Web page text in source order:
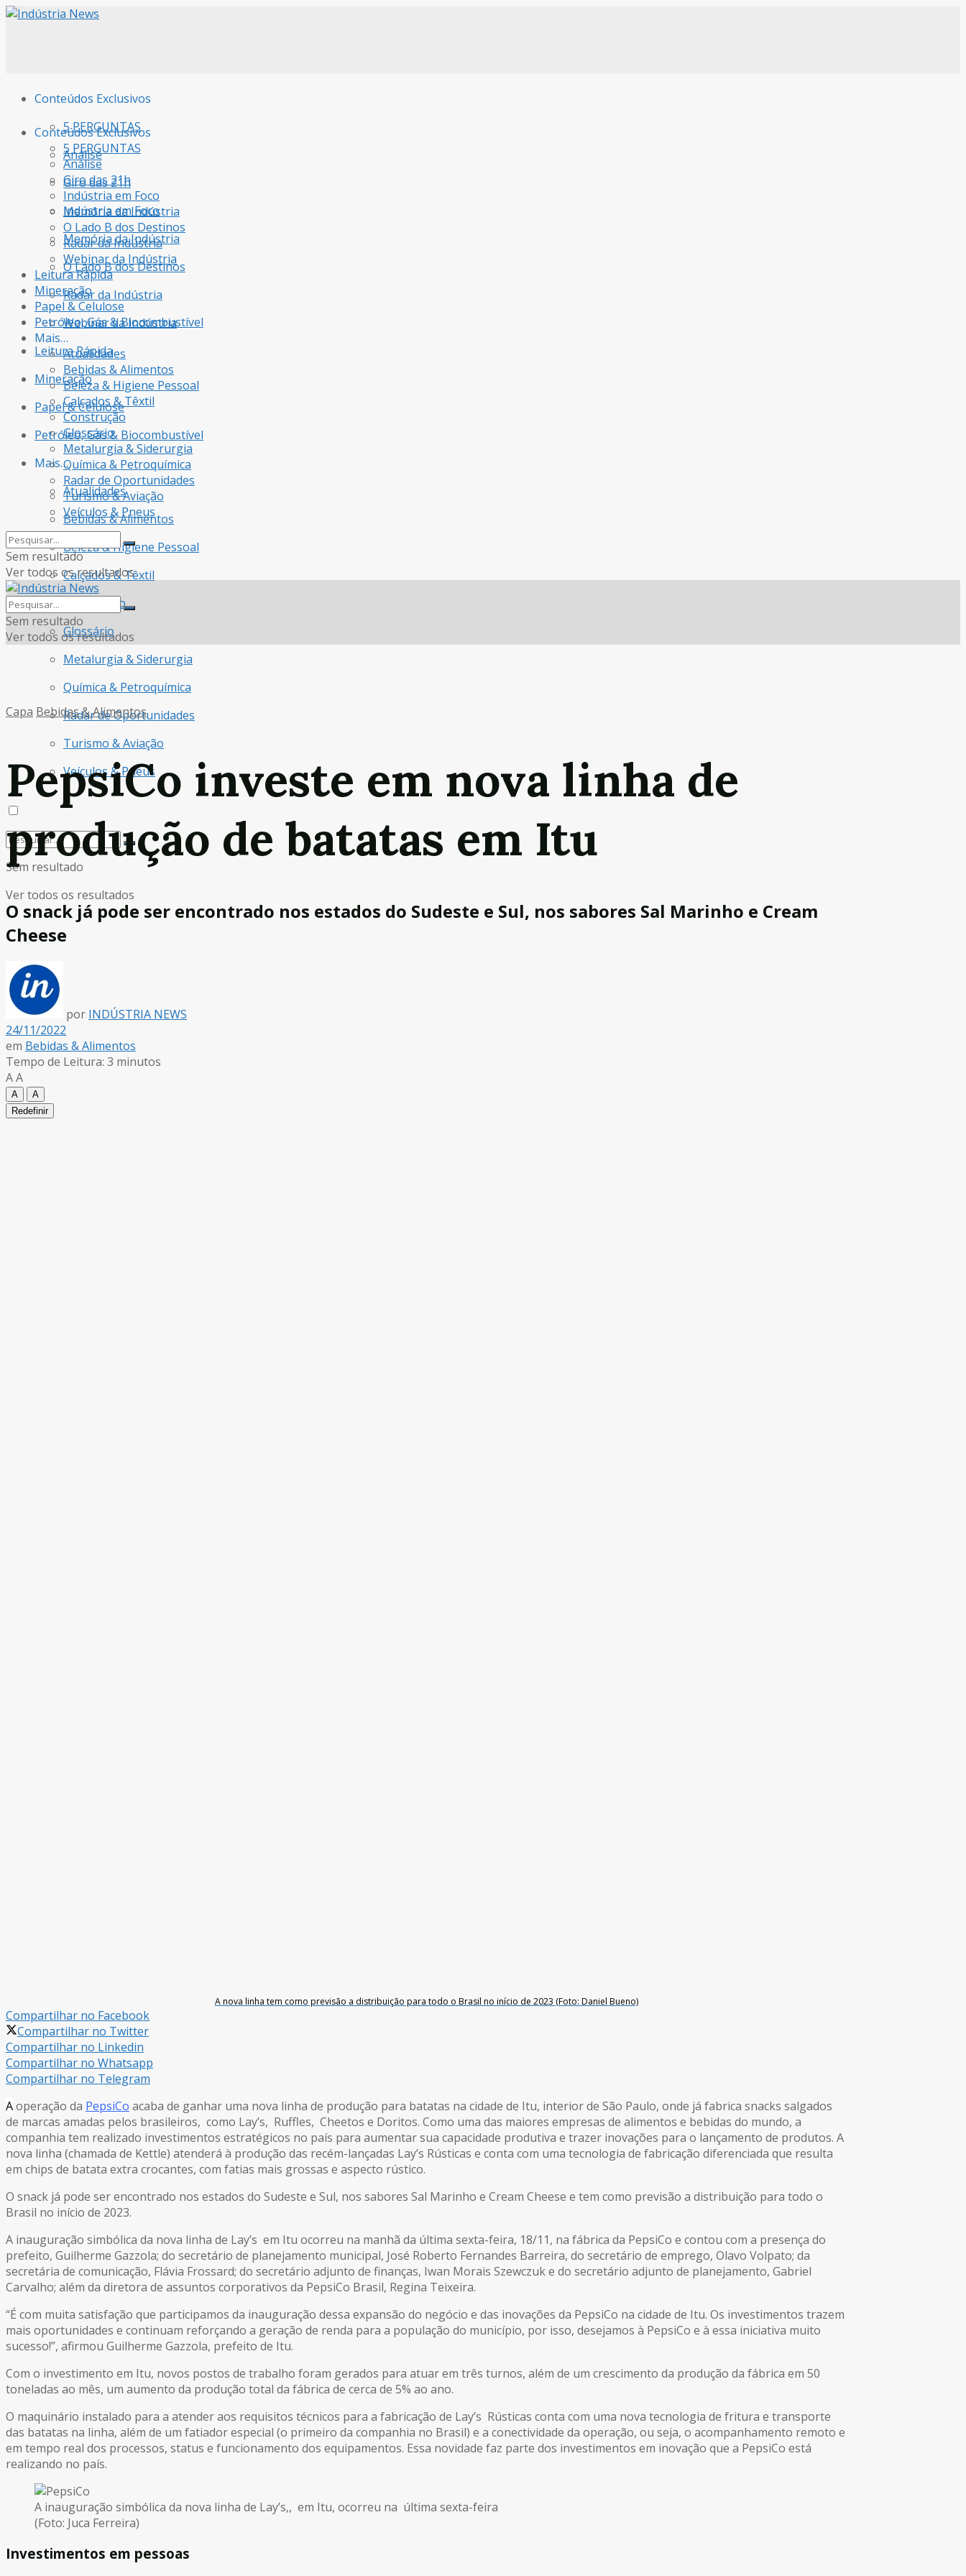
Conteúdos Exclusivos
5 PERGUNTAS
Análise
Giro das 21h
Indústria em Foco
Memória da Indústria
O Lado B dos Destinos
Radar da Indústria
Webinar da Indústria
Leitura Rápida
Mineração
Papel & Celulose
Petróleo, Gás & Biocombustível
Mais…
Atualidades
Bebidas & Alimentos
Beleza & Higiene Pessoal
Calçados & Têxtil
Construção
Glossário
Metalurgia & Siderurgia
Química & Petroquímica
Radar de Oportunidades
Turismo & Aviação
Veículos & Pneus
Sem resultado
Ver todos os resultados
Conteúdos Exclusivos
5 PERGUNTAS
Análise
Giro das 21h
Indústria em Foco
Memória da Indústria
O Lado B dos Destinos
Radar da Indústria
Webinar da Indústria
Leitura Rápida
Mineração
Papel & Celulose
Petróleo, Gás & Biocombustível
Mais…
Atualidades
Bebidas & Alimentos
Beleza & Higiene Pessoal
Calçados & Têxtil
Construção
Glossário
Metalurgia & Siderurgia
Química & Petroquímica
Radar de Oportunidades
Turismo & Aviação
Veículos & Pneus
Sem resultado
Ver todos os resultados
Sem resultado
Ver todos os resultados
Capa Bebidas & Alimentos
PepsiCo investe em nova linha de
produção de batatas em Itu
O snack já pode ser encontrado nos estados do Sudeste e Sul, nos sabores Sal Marinho e Cream
Cheese
por INDÚSTRIA NEWS
24/11/2022
em Bebidas & Alimentos
Tempo de Leitura: 3 minutos
AA
A
A
Redefinir
A nova linha tem como previsão a distribuição para todo o Brasil no início de 2023 (Foto: Daniel Bueno)
Compartilhar no Facebook
Compartilhar no Twitter
Compartilhar no Linkedin
Compartilhar no Whatsapp
Compartilhar no Telegram
Aoperação da PepsiCo acaba de ganhar uma nova linha de produção para batatas na cidade de Itu, interior de São Paulo, onde já fabrica snacks salgados
de marcas amadas pelos brasileiros, como Lay’s, Ruffles, Cheetos e Doritos. Como uma das maiores empresas de alimentos e bebidas do mundo, a
companhia tem realizado investimentos estratégicos no país para aumentar sua capacidade produtiva e trazer inovações para o lançamento de produtos. A
nova linha (chamada de Kettle) atenderá à produção das recém-lançadas Lay’s Rústicas e conta com uma tecnologia de fabricação diferenciada que resulta
em chips de batata extra crocantes, com fatias mais grossas e aspecto rústico.
O snack já pode ser encontrado nos estados do Sudeste e Sul, nos sabores Sal Marinho e Cream Cheese e tem como previsão a distribuição para todo o
Brasil no início de 2023.
A inauguração simbólica da nova linha de Lay’s em Itu ocorreu na manhã da última sexta-feira, 18/11, na fábrica da PepsiCo e contou com a presença do
prefeito, Guilherme Gazzola; do secretário de planejamento municipal, José Roberto Fernandes Barreira, do secretário de emprego, Olavo Volpato; da
secretária de comunicação, Flávia Frossard; do secretário adjunto de finanças, Iwan Morais Szewczuk e do secretário adjunto de planejamento, Gabriel
Carvalho; além da diretora de assuntos corporativos da PepsiCo Brasil, Regina Teixeira.
“É com muita satisfação que participamos da inauguração dessa expansão do negócio e das inovações da PepsiCo na cidade de Itu. Os investimentos trazem
mais oportunidades e continuam reforçando a geração de renda para a população do município, por isso, desejamos à PepsiCo e à essa iniciativa muito
sucesso!”, afirmou Guilherme Gazzola, prefeito de Itu.
Com o investimento em Itu, novos postos de trabalho foram gerados para atuar em três turnos, além de um crescimento da produção da fábrica em 50
toneladas ao mês, um aumento da produção total da fábrica de cerca de 5% ao ano.
O maquinário instalado para a atender aos requisitos técnicos para a fabricação de Lay’s Rústicas conta com uma nova tecnologia de fritura e transporte
das batatas na linha, além de um fatiador especial (o primeiro da companhia no Brasil) e a conectividade da operação, ou seja, o acompanhamento remoto e
em tempo real dos processos, status e funcionamento dos equipamentos. Essa novidade faz parte dos investimentos em inovação que a PepsiCo está
realizando no país.
A inauguração simbólica da nova linha de Lay’s,, em Itu, ocorreu na última sexta-feira
(Foto: Juca Ferreira)
Investimentos em pessoas